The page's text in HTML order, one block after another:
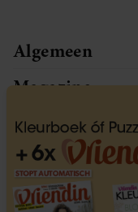
Algemeen
Magazine
Service
Vriendin
programma’s,
ontvangt voor
website wordt